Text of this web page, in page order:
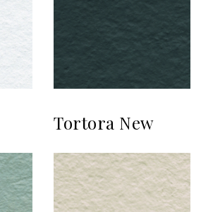
Tortora New